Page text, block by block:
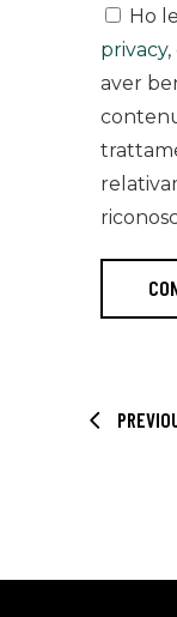
Ho
privacy,
aver